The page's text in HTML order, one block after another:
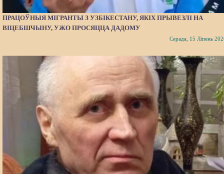
ПРАЦОЎНЫЯ МІГРАНТЫ З УЗБІКЕСТАНУ, ЯКІХ ПРЫВЕЗЛІ НА
ВІЦЕБШЧЫНУ, УЖО ПРОСЯЦЦА ДАДОМУ
Серада, 15 Ліпень